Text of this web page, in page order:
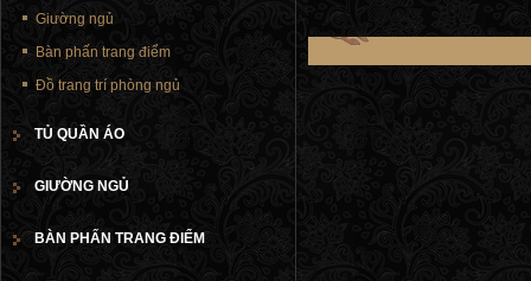
Giường ngủ
Bàn phấn trang điểm
Đồ trang trí phòng ngủ
TỦ QUẦN ÁO
GIƯỜNG NGỦ
BÀN PHẤN TRANG ĐIỂM